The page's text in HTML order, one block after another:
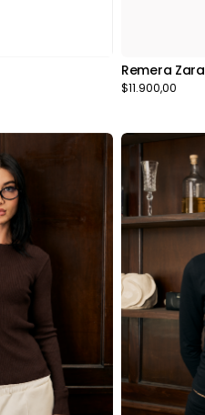
Remera Zara
$11.900,00